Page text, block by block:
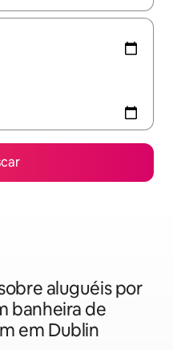
aluguéis por
banheira de
em Dublin